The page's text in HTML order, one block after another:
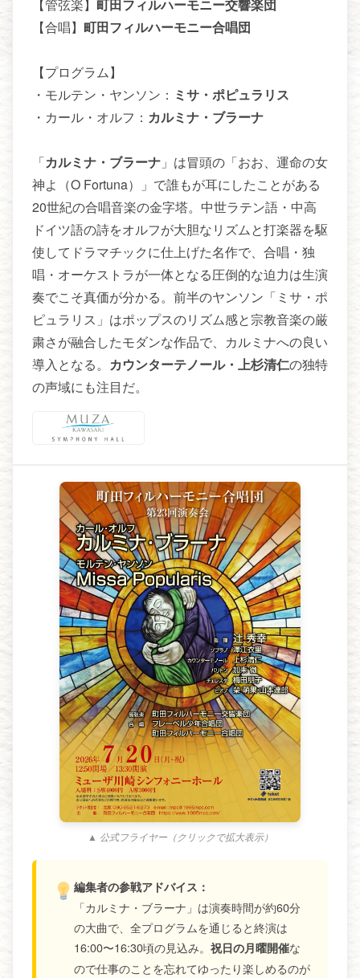
【管弦楽】 町田フィルハーモニー交響楽団
【合唱】 町田フィルハーモニー合唱団
【プログラム】
・モルテン・ヤンソン： ミサ・ポピュラリス
・カール・オルフ： カルミナ・ブラーナ
「カルミナ・ブラーナ 」は冒頭の「おお、運命の女
神よ（O Fortuna）」で誰もが耳にしたことがある
20世紀の合唱音楽の金字塔。中世ラテン語・中高
ドイツ語の詩をオルフが大胆なリズムと打楽器を駆
使してドラマチックに仕上げた名作で、合唱・独
唱・オーケストラが一体となる圧倒的な迫力は生演
奏でこそ真価が分かる。前半のヤンソン「ミサ・ポ
ピュラリス」はポップスのリズム感と宗教音楽の厳
粛さが融合したモダンな作品で、カルミナへの良い
導入となる。 カウンターテノール・上杉清仁の独特
の声域にも注目だ。
▲ 公式フライヤー（クリックで拡大表示）
編集者の参戦アドバイス：
「カルミナ・ブラーナ」は演奏時間が約60分
の大曲で、全プログラムを通じると終演は
16:00〜16:30頃の見込み。祝日の月曜開催な
ので仕事のことを忘れてゆったり楽しめるのが